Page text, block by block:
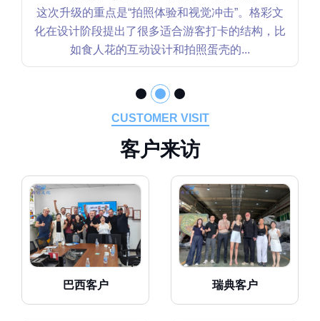
这个恐龙花园项目我们更关注“互动性和可持续运
营”。格彩文化在设计上不仅考虑视觉效果，还重
点强化了坐骑类互动装置的安全性和...
CUSTOMER VISIT
客户来访
巴西客户 瑞典客户